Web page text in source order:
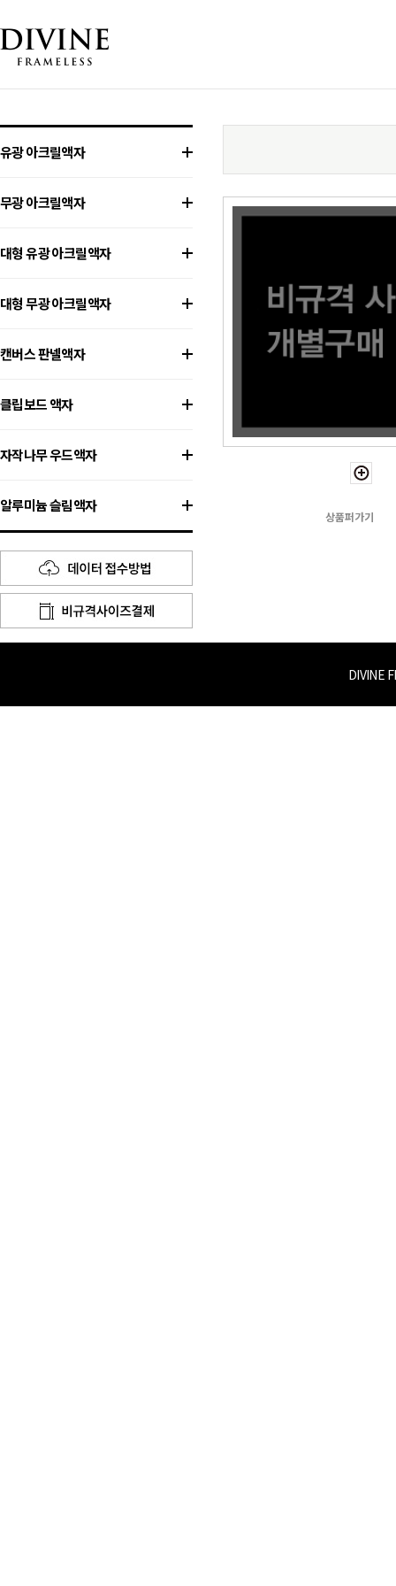
유광 아크릴액자
무광 아크릴액자
대형 유광 아크릴액자
대형 무광 아크릴액자
캔버스 판넬액자
클립보드 액자
자작나무 우드액자
알루미늄 슬림액자
상품퍼가기
DIVINE